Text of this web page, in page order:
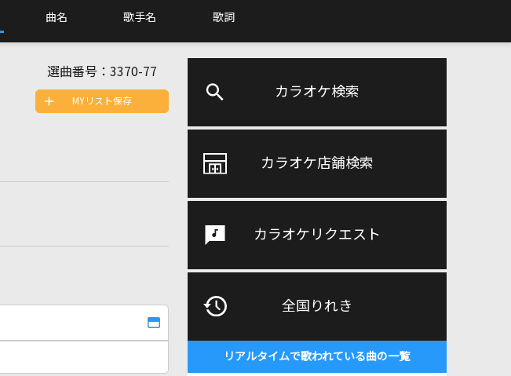
曲名 歌手名 歌詞
カラオケ検索
カラオケ店舗検索
カラオケリクエスト
全国りれき
リアルタイムで歌われている曲の一覧
選曲番号： 3370-77
MYリスト保存